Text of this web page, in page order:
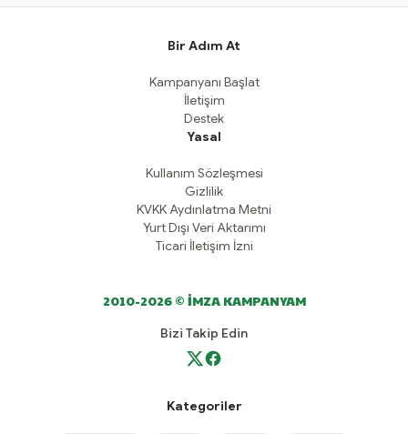
Bir Adım At
Kampanyanı Başlat
İletişim
Destek
Yasal
Kullanım Sözleşmesi
Gizlilik
KVKK Aydınlatma Metni
Yurt Dışı Veri Aktarımı
Ticari İletişim İzni
2010-2026 © İMZA KAMPANYAM
Bizi Takip Edin
Kategoriler